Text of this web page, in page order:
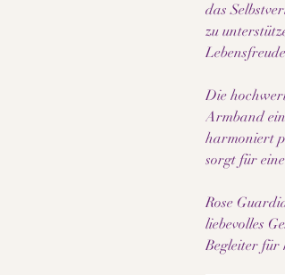
das
zu
Die
Armband
harmoniert
sorgt für
Rose
liebevolles
Begleiter für